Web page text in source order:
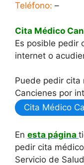
Teléfono: –
Cita Médico
Es posible pedir
internet o
Puede pedir cita
Cancienes por
Cita Médico
En esta página
pedir cita
Servicio de